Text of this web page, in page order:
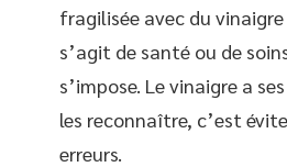
fragilisée avec du
s’agit de santé ou de
s’impose. Le vinaigre a
les reconnaître, c’est
erreurs.